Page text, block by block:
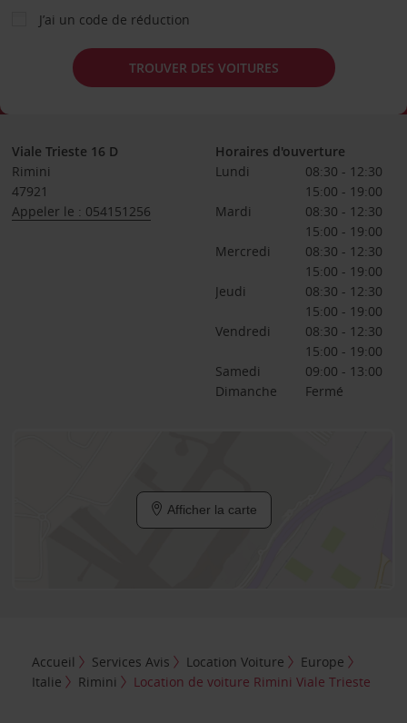
J’ai un code de réduction
TROUVER DES VOITURES
Viale Trieste 16 D
Rimini
47921
Appeler le : 054151256
Horaires d'ouverture
Lundi
08:30 - 12:30
15:00 - 19:00
Mardi
08:30 - 12:30
15:00 - 19:00
Mercredi
08:30 - 12:30
15:00 - 19:00
Jeudi
08:30 - 12:30
15:00 - 19:00
Vendredi
08:30 - 12:30
15:00 - 19:00
Samedi
09:00 - 13:00
Dimanche
Fermé
Afficher la carte
Accueil Services Avis Location Voiture
Europe
Italie
Rimini Location de voiture Rimini Viale Trieste